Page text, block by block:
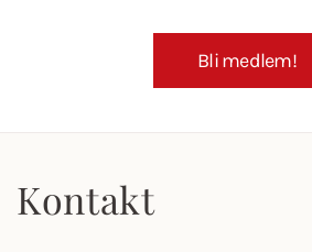
Bli medlem!
Kontakt